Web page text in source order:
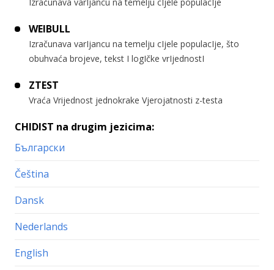
WEIBULL
Izračunava varIjancu na temelju cIjele populacIje, što
obuhvaća brojeve, tekst I logIčke vrIjednostI
ZTEST
Vraća Vrijednost jednokrake Vjerojatnosti z-testa
CHIDIST na drugim jezicima:
Български
Čeština
Dansk
Nederlands
English